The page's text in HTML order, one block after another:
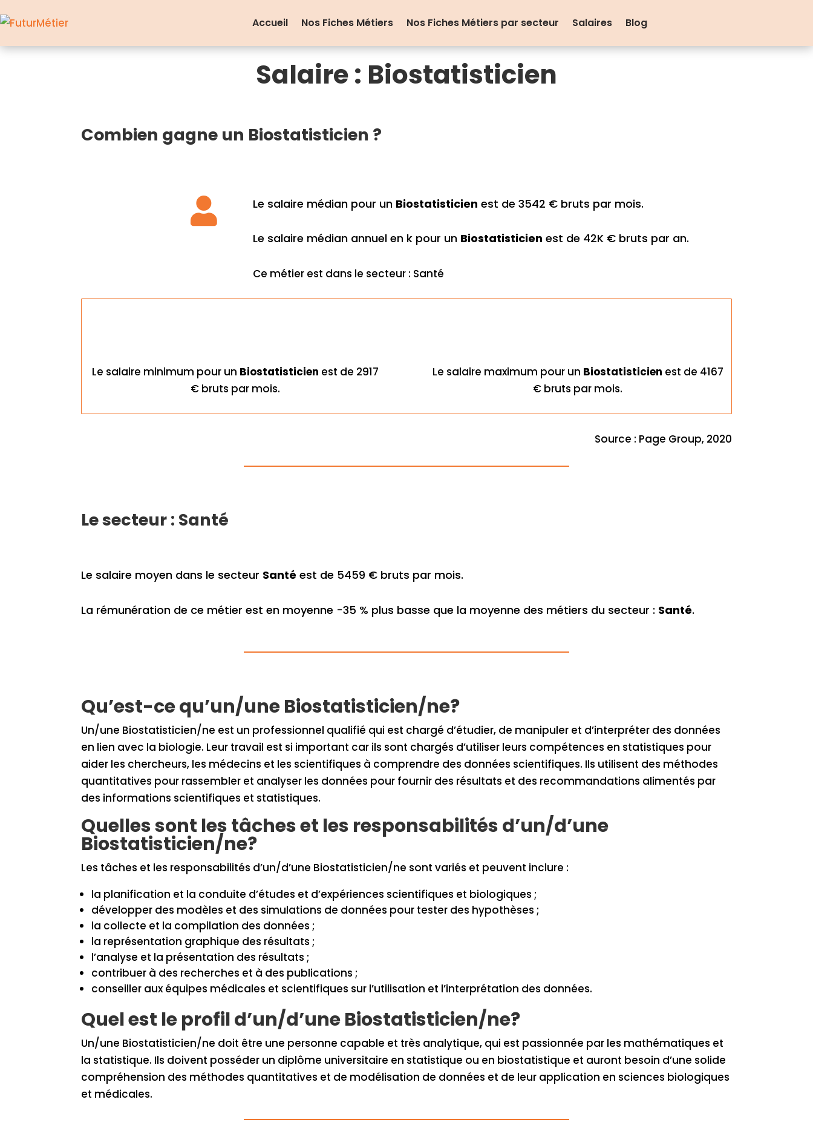
Accueil Nos Fiches Métiers Nos Fiches Métiers par secteur Salaires Blog
Salaire : Biostatisticien
Combien gagne un Biostatisticien ?
 Le salaire médian pour un Biostatisticien est de 3542 € bruts par mois.
Le salaire médian annuel en k pour un Biostatisticien est de 42K € bruts par an.
Ce métier est dans le secteur : Santé
Le salaire minimum pour un Biostatisticien est de 2917
€ bruts par mois.
Le salaire maximum pour un Biostatisticien est de 4167
€ bruts par mois.
Source : Page Group, 2020
Le secteur : Santé
Le salaire moyen dans le secteur Santé est de 5459 € bruts par mois.
La rémunération de ce métier est en moyenne -35 % plus basse que la moyenne des métiers du secteur : Santé.
Qu’est-ce qu’un/une Biostatisticien/ne?
Un/une Biostatisticien/ne est un professionnel qualifié qui est chargé d’étudier, de manipuler et d’interpréter des données
en lien avec la biologie. Leur travail est si important car ils sont chargés d’utiliser leurs compétences en statistiques pour
aider les chercheurs, les médecins et les scientifiques à comprendre des données scientifiques. Ils utilisent des méthodes
quantitatives pour rassembler et analyser les données pour fournir des résultats et des recommandations alimentés par
des informations scientifiques et statistiques.
Quelles sont les tâches et les responsabilités d’un/d’une
Biostatisticien/ne?
Les tâches et les responsabilités d’un/d’une Biostatisticien/ne sont variés et peuvent inclure :
la planification et la conduite d’études et d’expériences scientifiques et biologiques ;
développer des modèles et des simulations de données pour tester des hypothèses ;
la collecte et la compilation des données ;
la représentation graphique des résultats ;
l’analyse et la présentation des résultats ;
contribuer à des recherches et à des publications ;
conseiller aux équipes médicales et scientifiques sur l’utilisation et l’interprétation des données.
Quel est le profil d’un/d’une Biostatisticien/ne?
Un/une Biostatisticien/ne doit être une personne capable et très analytique, qui est passionnée par les mathématiques et
la statistique. Ils doivent posséder un diplôme universitaire en statistique ou en biostatistique et auront besoin d’une solide
compréhension des méthodes quantitatives et de modélisation de données et de leur application en sciences biologiques
et médicales.